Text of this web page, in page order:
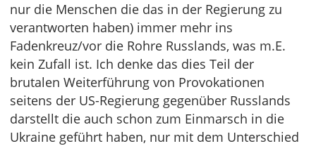
nur die Menschen die das in der Regierung zu
verantworten haben) immer mehr ins
Fadenkreuz/vor die Rohre Russlands, was m.E.
kein Zufall ist. Ich denke das dies Teil der
brutalen Weiterführung von Provokationen
seitens der US-Regierung gegenüber Russlands
darstellt die auch schon zum Einmarsch in die
Ukraine geführt haben, nur mit dem Unterschied